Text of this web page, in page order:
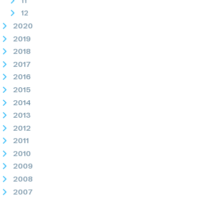
12
2020
2019
2018
2017
2016
2015
2014
2013
2012
2011
2010
2009
2008
2007